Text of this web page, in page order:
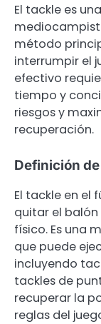
El tackle es
método
interrumpir el
efectivo
tiempo y
riesgos y
recuperación.
Definición
El tackle en el
quitar el
físico. Es una
que puede
incluyendo
tackles de
recuperar la
reglas del